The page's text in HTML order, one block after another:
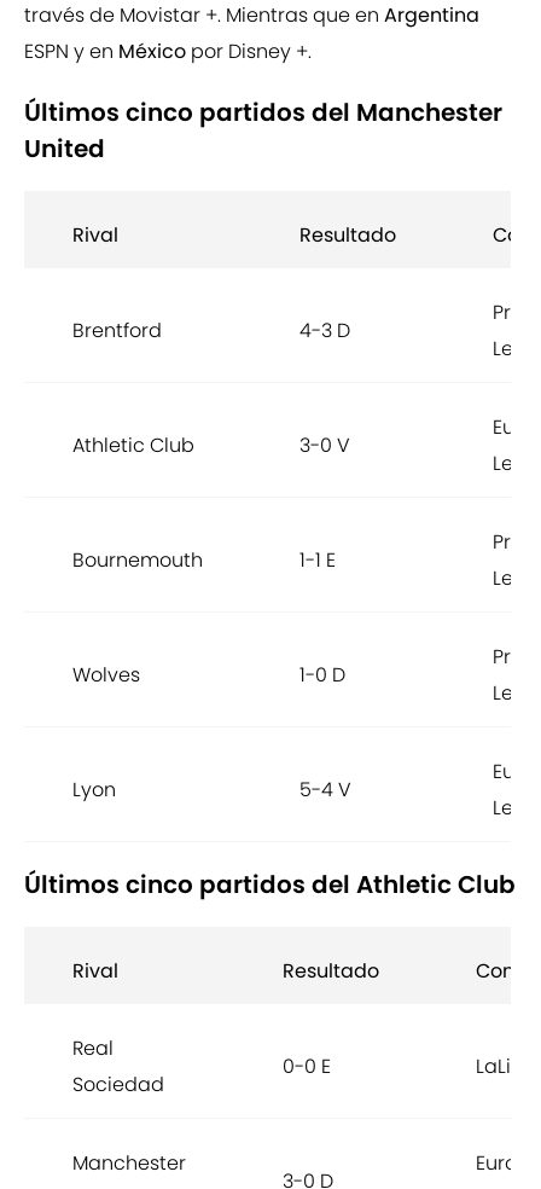
través de Movistar +. Mientras que en Argentina
ESPN y en México por Disney +.
Últimos cinco partidos del Manchester
United
Rival Resultado
Brentford 4-3 D
Athletic Club 3-0 V
Bournemouth 1-1 E
Wolves 1-0 D
Lyon 5-4 V
Últimos cinco partidos del Athletic Club
Rival Resultado
Real
Sociedad
0-0 E LaLiga
Manchester
3-0 D